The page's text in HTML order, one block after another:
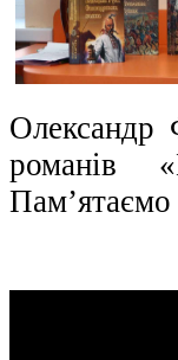
Олександр
романів
Пам’ятаємо